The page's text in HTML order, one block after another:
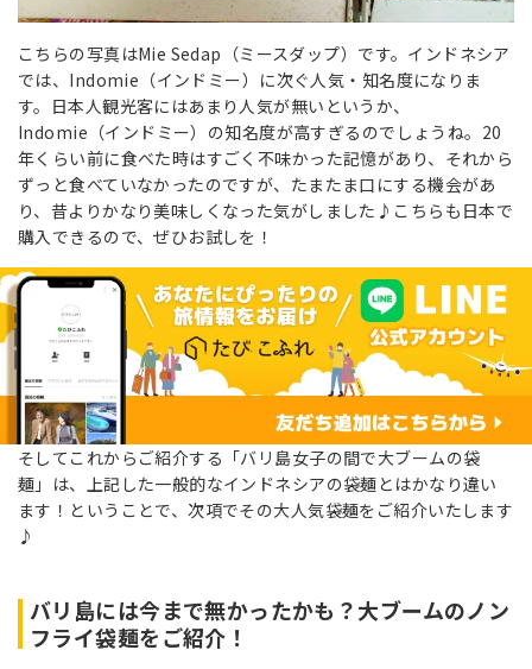
こちらの写真はMie Sedap（ミースダップ）です。インドネシア
では、Indomie（インドミー）に次ぐ人気・知名度になりま
す。日本人観光客にはあまり人気が無いというか、
Indomie（インドミー）の知名度が高すぎるのでしょうね。20
年くらい前に食べた時はすごく不味かった記憶があり、それから
ずっと食べていなかったのですが、たまたま口にする機会があ
り、昔よりかなり美味しくなった気がしました♪こちらも日本で
購入できるので、ぜひお試しを！
そしてこれからご紹介する「バリ島女子の間で大ブームの袋
麺」は、上記した一般的なインドネシアの袋麺とはかなり違い
ます！ということで、次項でその大人気袋麺をご紹介いたします
♪
バリ島には今まで無かったかも？大ブームのノン
フライ袋麺をご紹介！